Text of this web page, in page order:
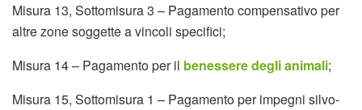
Misura 13, Sottomisura 3 – Pagamento compensativo per
altre zone soggette a vincoli specifici;
Misura 14 – Pagamento per il benessere degli animali;
Misura 15, Sottomisura 1 – Pagamento per impegni silvo-